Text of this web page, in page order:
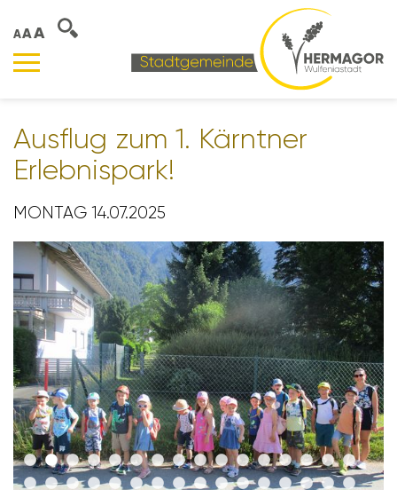
AAA
Ausflug zum 1. Kärntner
Erleb­nis­park!
MONTAG 14.07.2025